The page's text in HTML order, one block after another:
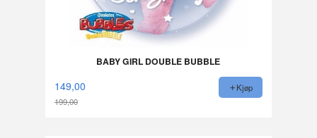
BABY GIRL DOUBLE BUBBLE
149,00
199,00
Kjøp